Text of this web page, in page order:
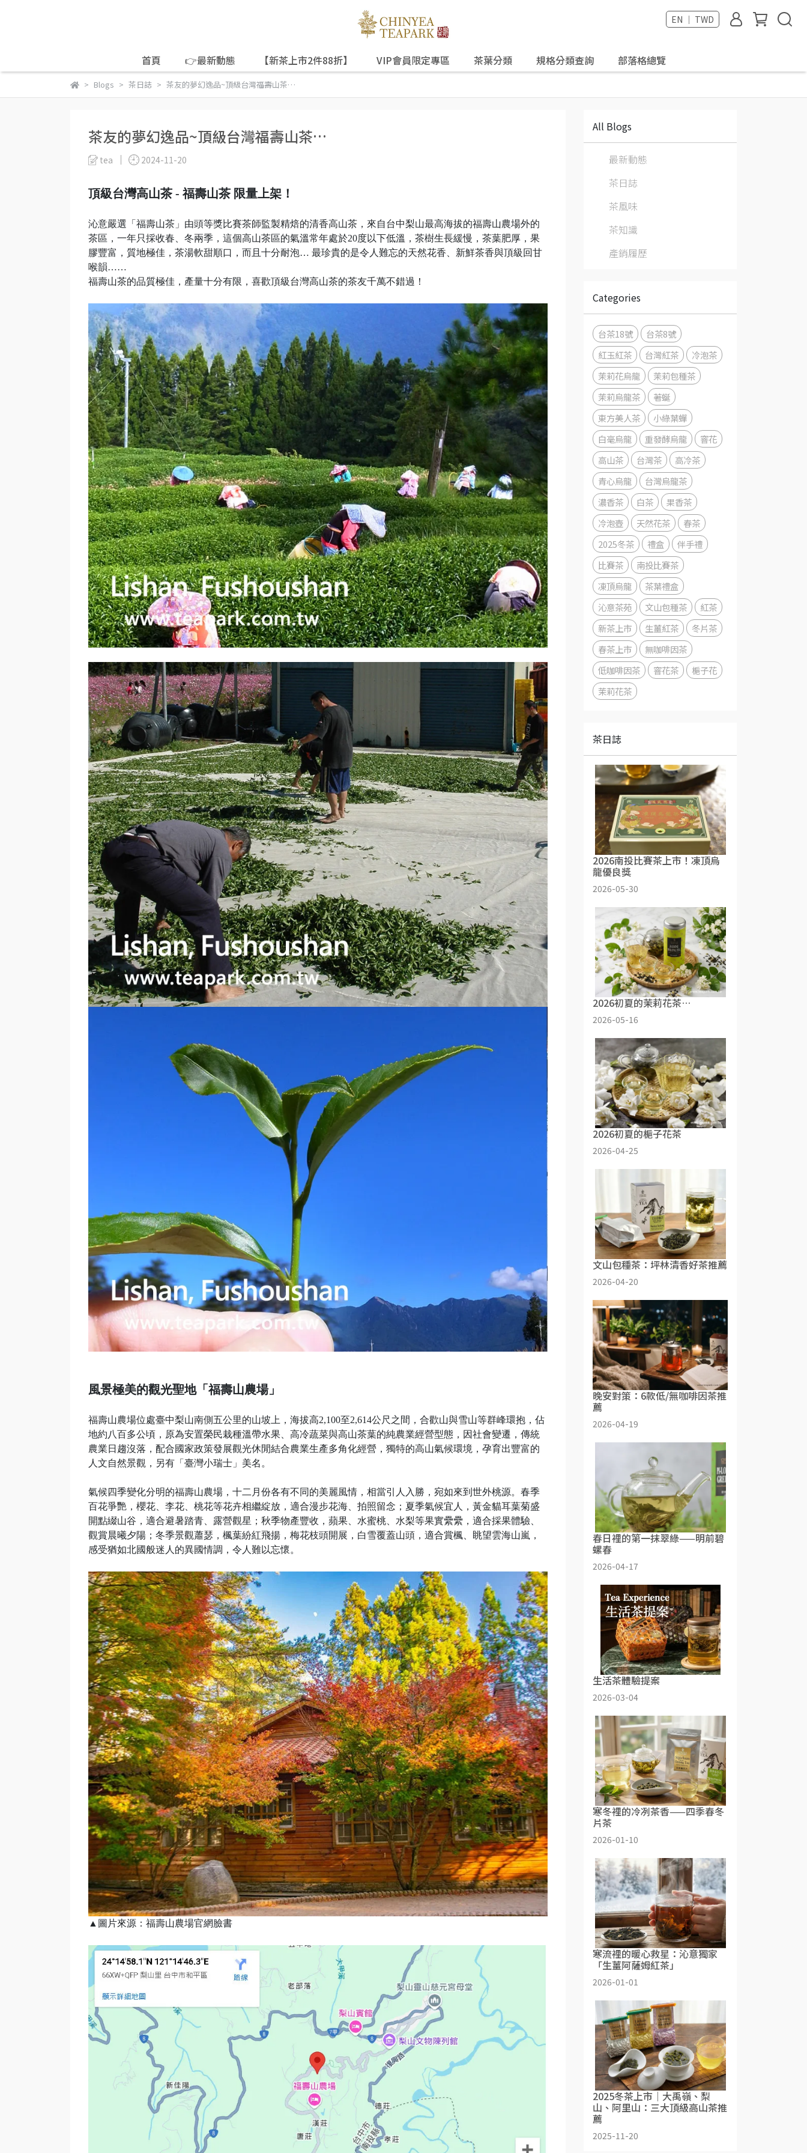
EN ｜ TWD
首頁 👉最新動態 【新茶上市2件88折】 VIP會員限定專區 茶葉分類 規格分類查詢 部落格總覽
Blogs 茶日誌 茶友的夢幻逸品~頂級台灣福壽山茶…
茶友的夢幻逸品~頂級台灣福壽山茶…
tea 2024-11-20
頂級台灣高山茶 - 福壽山茶 限量上架！
沁意嚴選「福壽山茶」由頭等獎比賽茶師監製精焙的清香高山茶，來自台中梨山最高海拔的福壽山農場外的
茶區，一年只採收春、冬兩季，這個高山茶區的氣溫常年處於20度以下低溫，茶樹生長緩慢，茶葉肥厚，果
膠豐富，質地極佳，茶湯軟甜順口，而且十分耐泡… 最珍貴的是令人難忘的天然花香、新鮮茶香與頂級回甘
喉韻……
福壽山茶的品質極佳，產量十分有限，喜歡頂級台灣高山茶的茶友千萬不錯過！
風景極美的觀光聖地「福壽山農場」
福壽山農場位處臺中梨山南側五公里的山坡上，海拔高2,100至2,614公尺之間，合歡山與雪山等群峰環抱，佔
地約八百多公頃，原為安置榮民栽種溫帶水果、高冷蔬菜與高山茶葉的純農業經營型態，因社會變遷，傳統
農業日趨沒落，配合國家政策發展觀光休閒結合農業生產多角化經營，獨特的高山氣候環境，孕育出豐富的
人文自然景觀，另有「臺灣小瑞士」美名。
氣候四季變化分明的福壽山農場，十二月份各有不同的美麗風情，相當引人入勝，宛如來到世外桃源。春季
百花爭艷，櫻花、李花、桃花等花卉相繼綻放，適合漫步花海、拍照留念；夏季氣候宜人，黃金貓耳葉菊盛
開點綴山谷，適合避暑踏青、露營觀星；秋季物產豐收，蘋果、水蜜桃、水梨等果實纍纍，適合採果體驗、
觀賞晨曦夕陽；冬季景觀蕭瑟，楓葉紛紅飛揚，梅花枝頭開展，白雪覆蓋山頭，適合賞楓、眺望雲海山嵐，
感受猶如北國般迷人的異國情調，令人難以忘懷。
▲圖片來源：福壽山農場官網臉書
All Blogs
最新動態
茶日誌
茶風味
茶知識
產銷履歷
Categories
台茶18號
台茶8號
紅玉紅茶
台灣紅茶
冷泡茶
茉莉花烏龍
茉莉包種茶
茉莉烏龍茶
著蜒
東方美人茶
小綠葉蟬
白毫烏龍
重發酵烏龍
窨花
高山茶
台灣茶
高冷茶
青心烏龍
台灣烏龍茶
濃香茶
白茶
果香茶
冷泡壺
天然花茶
春茶
2025冬茶
禮盒
伴手禮
比賽茶
南投比賽茶
凍頂烏龍
茶葉禮盒
沁意茶苑
文山包種茶
紅茶
新茶上市
生薑紅茶
冬片茶
春茶上市
無咖啡因茶
低咖啡因茶
窨花茶
梔子花
茉莉花茶
茶日誌
2026南投比賽茶上市！凍頂烏
龍優良獎
2026-05-30
2026初夏的茉莉花茶…
2026-05-16
2026初夏的梔子花茶
2026-04-25
文山包種茶：坪林清香好茶推薦
2026-04-20
晚安對策：6款低/無咖啡因茶推
薦
2026-04-19
春日裡的第一抹翠綠——明前碧
螺春
2026-04-17
生活茶體驗提案
2026-03-04
寒冬裡的冷冽茶香——四季春冬
片茶
2026-01-10
寒流裡的暖心救星：沁意獨家
「生薑阿薩姆紅茶」
2026-01-01
2025冬茶上市｜大禹嶺、梨
山、阿里山：三大頂級高山茶推
薦
2025-11-20